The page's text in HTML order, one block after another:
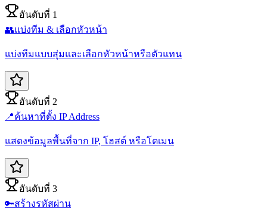
อันดับที่ 1
👥แบ่งทีม & เลือกหัวหน้า
แบ่งทีมแบบสุ่มและเลือกหัวหน้าหรือตัวแทน
อันดับที่ 2
📍ค้นหาที่ตั้ง IP Address
แสดงข้อมูลพื้นที่จาก IP, โฮสต์ หรือโดเมน
อันดับที่ 3
🔑สร้างรหัสผ่าน